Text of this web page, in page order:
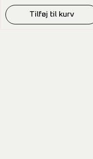
Tilføj til kurv